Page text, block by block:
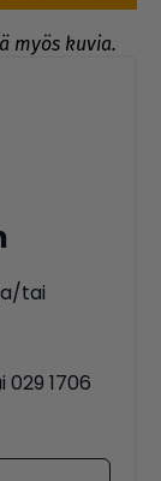
myös kuvia.
tai
1706